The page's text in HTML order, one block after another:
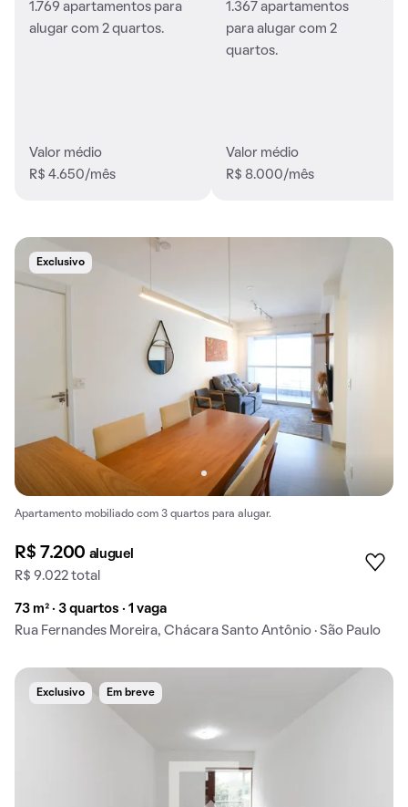
1.769 apartamentos para
alugar com 2 quartos.
Valor médio
R$ 4.650/mês
1.367 apartamentos
para alugar com 2
quartos.
Valor médio
R$ 8.000/mês
Exclusivo
Apartamento mobiliado com 3 quartos para alugar.
R$ 7.200 aluguel
R$ 9.022 total
73 m² · 3 quartos · 1 vaga
Rua Fernandes Moreira, Chácara Santo Antônio · São Paulo
Exclusivo Em breve